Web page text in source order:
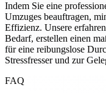
Indem Sie eine
Umzuges beauftragen,
Effizienz. Unsere
Bedarf, erstellen einen
für eine reibungslose
Stressfresser und zur
FAQ